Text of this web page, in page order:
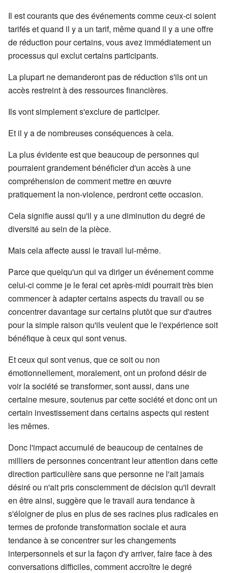
Il est courants que des événements comme ceux-ci soient
tarifés et quand il y a un tarif, même quand il y a une offre
de réduction pour certains, vous avez immédiatement un
processus qui exclut certains participants.
La plupart ne demanderont pas de réduction s'ils ont un
accès restreint à des ressources financières.
Ils vont simplement s'exclure de participer.
Et il y a de nombreuses conséquences à cela.
La plus évidente est que beaucoup de personnes qui
pourraient grandement bénéficier d'un accès à une
compréhension de comment mettre en œuvre
pratiquement la non-violence, perdront cette occasion.
Cela signifie aussi qu'il y a une diminution du degré de
diversité au sein de la pièce.
Mais cela affecte aussi le travail lui-même.
Parce que quelqu'un qui va diriger un événement comme
celui-ci comme je le ferai cet après-midi pourrait très bien
commencer à adapter certains aspects du travail ou se
concentrer davantage sur certains plutôt que sur d'autres
pour la simple raison qu'ils veulent que le l'expérience soit
bénéfique à ceux qui sont venus.
Et ceux qui sont venus, que ce soit ou non
émotionnellement, moralement, ont un profond désir de
voir la société se transformer, sont aussi, dans une
certaine mesure, soutenus par cette société et donc ont un
certain investissement dans certains aspects qui restent
les mêmes.
Donc l'impact accumulé de beaucoup de centaines de
milliers de personnes concentrant leur attention dans cette
direction particulière sans que personne ne l'ait jamais
désiré ou n'ait pris consciemment de décision qu'il devrait
en être ainsi, suggère que le travail aura tendance à
s'éloigner de plus en plus de ses racines plus radicales en
termes de profonde transformation sociale et aura
tendance à se concentrer sur les changements
interpersonnels et sur la façon d'y arriver, faire face à des
conversations difficiles, comment accroître le degré